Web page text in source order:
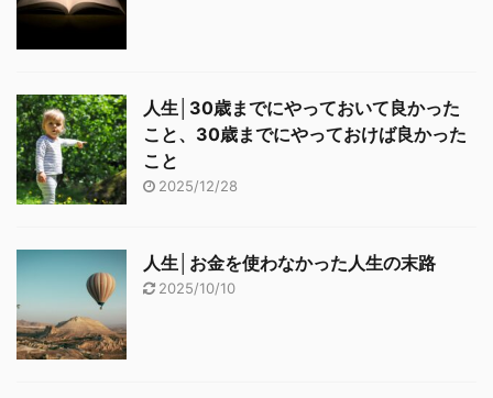
人生│30歳までにやっておいて良かった
こと、30歳までにやっておけば良かった
こと
2025/12/28
人生│お金を使わなかった人生の末路
2025/10/10